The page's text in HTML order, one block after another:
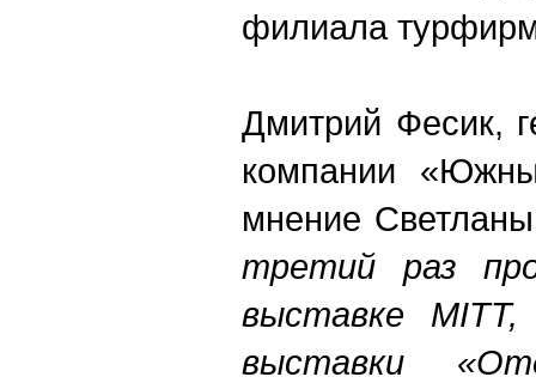
филиала
Дмитрий Фесик,
компании
мнение
третий раз
выставке
выставки